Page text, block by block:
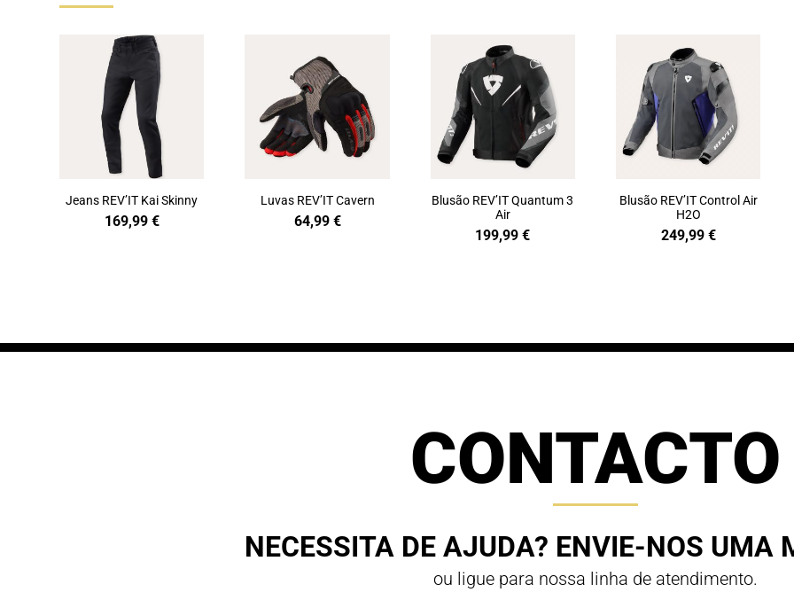
Jeans REV’IT Kai Skinny
169,99 €
Luvas REV’IT Cavern
64,99 €
Blusão REV’IT Quantum 3
Air
199,99€
Blusão REV’IT Control Air
H2O
249,99 €
CONTACTO
NECESSITA DE AJUDA? ENVIE-NOS UMA
ou ligue para nossa linha de atendimento.